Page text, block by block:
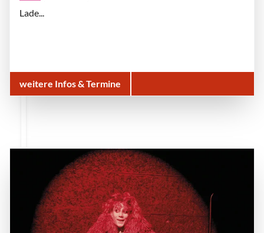
Lade...
weitere Infos & Termine